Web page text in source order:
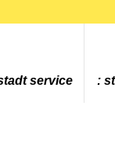
service